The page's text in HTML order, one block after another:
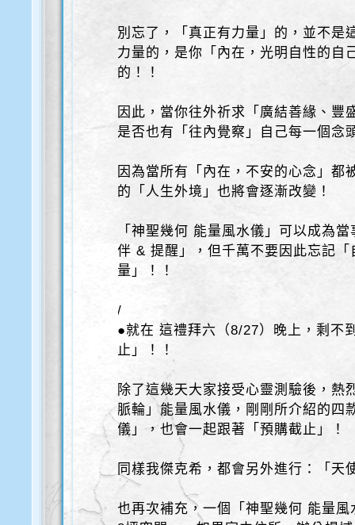
別忘了，「真正有力量」的，並不是
力量的，是你「內在，光明自性的自
的！！
因此，當你往外祈求「廣結善緣、豐
是否也有「往內覺察」自己每一個念
因為當所有「內在，不安的心念」都
的「人生外境」也將會逐漸改變！
「神聖幾何 能量風水儀」可以成為
伴 & 提醒」，但千萬不要因此忘記
量」！！
/
●就在 這禮拜六（8/27）晚上，剩不
止」！！
除了這幾天大家接受心靈測驗後，熱
脈輪」能量風水儀，剛剛所介紹的四
儀」，也會一起跟著「預購截止」！
同樣我傑克希，都會另外進行：「天
也再次補充，一個「神聖幾何 能量